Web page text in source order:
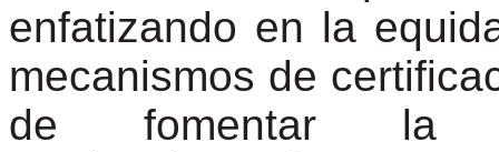
enfatizando en la
mecanismos de
de fomentar la